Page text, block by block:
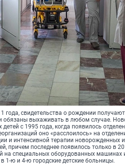
года, свидетельства о рождении
обязаны выхаживать в любом случае.
с 1995 года, когда появилось
оно «расслоилось» на
и интенсивной терапии новорожденных и
причем последнее появилось только в
на специальных оборудованных машинах
1-ю и 4-ю городские детские больницы.